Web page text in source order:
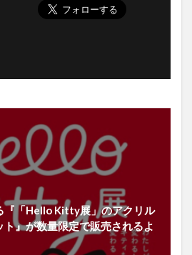
『「Hello Kitty展」のアクリル
ト』が数量限定で販売されるよ